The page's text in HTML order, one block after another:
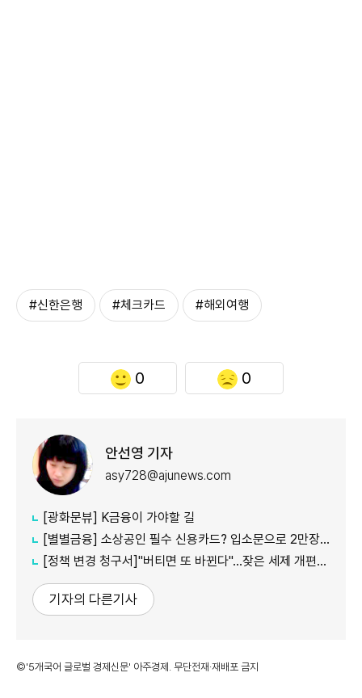
#신한은행 #체크카드 #해외여행
0 0
안선영 기자
asy728@ajunews.com
[광화문뷰] K금융이 가야할 길
[별별금융] 소상공인 필수 신용카드? 입소문으로 2만장 발급
[정책 변경 청구서]"버티면 또 바뀐다"…잦은 세제 개편이 키운 '학습 효과'
기자의 다른기사
©'5개국어 글로벌 경제신문' 아주경제. 무단전재·재배포 금지